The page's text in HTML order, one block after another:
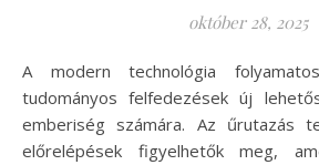
október 28, 2025
A modern technológia folyamatos fejlődése és a
tudományos felfedezések új
emberiség számára. Az űrutazás
előrelépések figyelhetők meg,